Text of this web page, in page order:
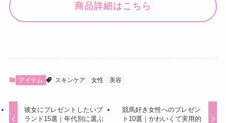
商品詳細はこちら
アイテム スキンケア 女性 美容
彼女にプレゼントしたいブ
ランド15選｜年代別に選ぶ
競馬好き女性へのプレゼン
ト10選｜かわいくて実用的